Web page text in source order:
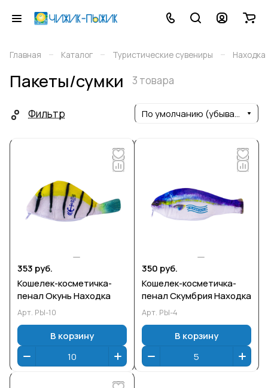
Главная – Каталог – Туристические сувениры – Находка
Пакеты/сумки 3 товара
Фильтр По умолчанию (убывание)
353 руб.
Кошелек-косметичка-
пенал Окунь Находка
Арт. РЫ-10
В корзину
350 руб.
Кошелек-косметичка-
пенал Скумбрия Находка
Арт. РЫ-4
В корзину